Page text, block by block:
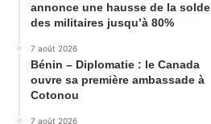
annonce une hausse de la solde
des militaires jusqu’à 80%
7 août 2026
Bénin – Diplomatie : le Canada
ouvre sa première ambassade à
Cotonou
7 août 2026